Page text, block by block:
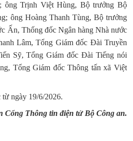
ông Trịnh Việt Hùng, Bộ trưởng Bộ
ông Hoàng Thanh Tùng, Bộ trưởng
Ấn, Thống đốc Ngân hàng Nhà nước
Lâm, Tổng Giám đốc Đài Truyền
Sỹ, Tổng Giám đốc Đài Tiếng nói
Tổng Giám đốc Thông tấn xã Việt
ngày 19/6/2026.
Cổng Thông tin điện tử Bộ Công an.